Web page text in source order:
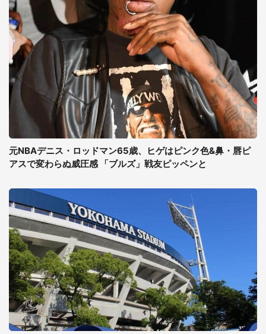
元NBAデニス・ロッドマン65歳、ヒゲはピンク色&鼻・唇ピ
アスで変わらぬ威圧感 「ブルズ」戦友ピッペンと